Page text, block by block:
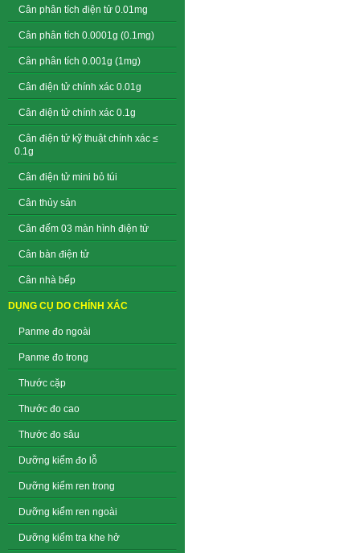
Cân phân tích điện tử 0.01mg
Cân phân tích 0.0001g (0.1mg)
Cân phân tích 0.001g (1mg)
Cân điện tử chính xác 0.01g
Cân điện tử chính xác 0.1g
Cân điện tử kỹ thuật chính xác ≤
0.1g
Cân điện tử mini bỏ túi
Cân thủy sản
Cân đếm 03 màn hình điện tử
Cân bàn điện tử
Cân nhà bếp
DỤNG CỤ DO CHÍNH XÁC
Panme đo ngoài
Panme đo trong
Thước cặp
Thước đo cao
Thước đo sâu
Dưỡng kiểm đo lỗ
Dưỡng kiểm ren trong
Dưỡng kiểm ren ngoài
Dưỡng kiểm tra khe hở